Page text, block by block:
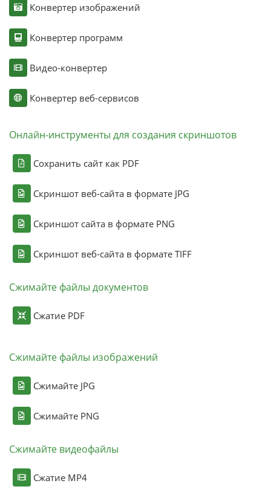
Конвертер изображений
Конвертер программ
Видео-конвертер
Конвертер веб-сервисов
Онлайн-инструменты для создания скриншотов
Сохранить сайт как PDF
Скриншот веб-сайта в формате JPG
Скриншот сайта в формате PNG
Скриншот веб-сайта в формате TIFF
Сжимайте файлы документов
Сжатие PDF
Сжимайте файлы изображений
Сжимайте JPG
Сжимайте PNG
Сжимайте видеофайлы
Сжатие MP4